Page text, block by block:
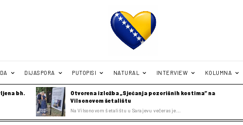
DIJASPORA PUTOPISI NATURAL INTERVIEW KOLUMNA
bh.
Otvorena izložba „Sjećanja pozorišnih kostima“ na
Vilsonovom šetalištu
Na Vilsonovom šetalištu u Sarajevu večeras je...